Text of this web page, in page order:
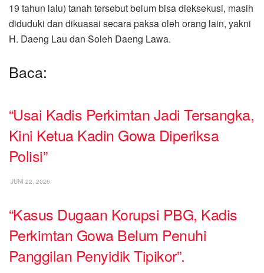
19 tahun lalu) tanah tersebut belum bisa dieksekusi, masih
diduduki dan dikuasai secara paksa oleh orang lain, yakni
H. Daeng Lau dan Soleh Daeng Lawa.
Baca:
“Usai Kadis Perkimtan Jadi Tersangka,
Kini Ketua Kadin Gowa Diperiksa
Polisi”
JUNI 22, 2026
“Kasus Dugaan Korupsi PBG, Kadis
Perkimtan Gowa Belum Penuhi
Panggilan Penyidik Tipikor”.